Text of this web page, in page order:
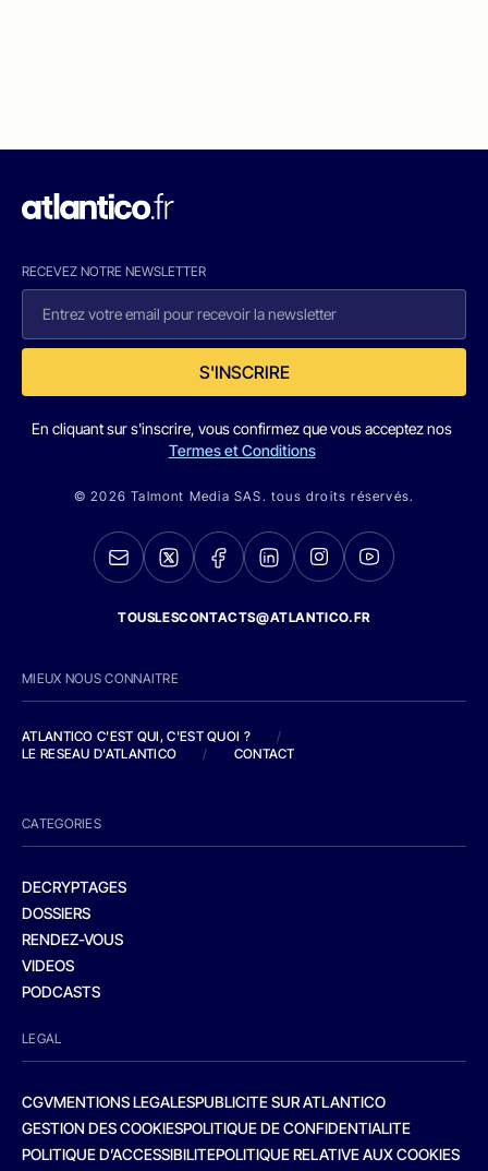
RECEVEZ NOTRE NEWSLETTER
S'INSCRIRE
En cliquant sur s'inscrire, vous confirmez que vous acceptez nos
Termes et Conditions
© 2026 Talmont Media SAS. tous droits réservés.
TOUSLESCONTACTS@ATLANTICO.FR
MIEUX NOUS CONNAITRE
ATLANTICO C'EST QUI, C'EST QUOI ?
/
LE RESEAU D'ATLANTICO
/ CONTACT
CATEGORIES
DECRYPTAGES
DOSSIERS
RENDEZ-VOUS
VIDEOS
PODCASTS
LEGAL
CGVMENTIONS LEGALESPUBLICITE SUR ATLANTICO
GESTION DES COOKIESPOLITIQUE DE CONFIDENTIALITE
POLITIQUE D’ACCESSIBILITEPOLITIQUE RELATIVE AUX COOKIES